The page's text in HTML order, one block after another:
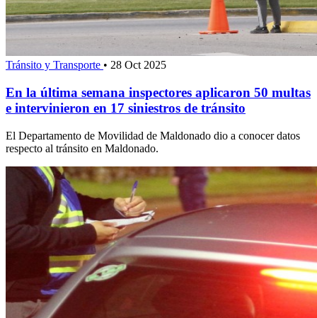
Tránsito y Transporte • 28 Oct 2025
En la última semana inspectores aplicaron 50 multas
e intervinieron en 17 siniestros de tránsito
El Departamento de Movilidad de Maldonado dio a conocer datos
respecto al tránsito en Maldonado.